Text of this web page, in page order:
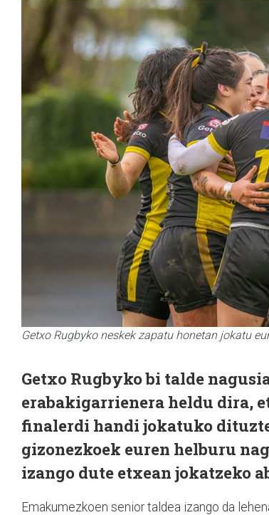
Getxo Rugbyko neskek zapatu honetan jokatu
Getxo Rugbyko bi talde
erabakigarrienera heldu dira,
finalerdi handi jokatuko
gizonezkoek euren helburu
izango dute etxean jokatzeko
Emakumezkoen senior taldea izango da